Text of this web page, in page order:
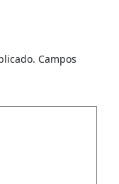
Campos